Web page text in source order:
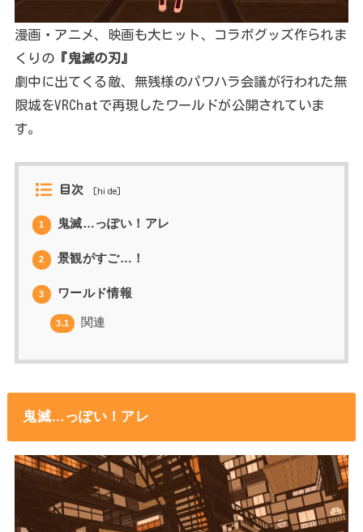
漫画・アニメ、映画も大ヒット、コラボグッズ作られま
くりの 『鬼滅の刃』
劇中に出てくる敵、無残様のパワハラ会議が行われた無
限城をVRChatで再現したワールドが公開されていま
す。
目次 [hide]
1 鬼滅…っぽい！アレ
2 景観がすご…！
3 ワールド情報
3.1 関連
鬼滅…っぽい！アレ